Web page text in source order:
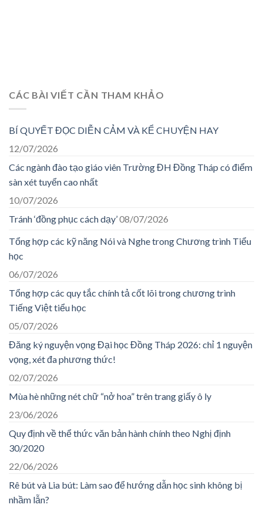
CÁC BÀI VIẾT CẦN THAM KHẢO
BÍ QUYẾT ĐỌC DIỄN CẢM VÀ KỂ CHUYỆN HAY
12/07/2026
Các ngành đào tạo giáo viên Trường ĐH Đồng Tháp có điểm
sàn xét tuyển cao nhất
10/07/2026
Tránh ‘đồng phục cách dạy’08/07/2026
Tổng hợp các kỹ năng Nói và Nghe trong Chương trình Tiểu
học
06/07/2026
Tổng hợp các quy tắc chính tả cốt lõi trong chương trình
Tiếng Việt tiểu học
05/07/2026
Đăng ký nguyện vọng Đại học Đồng Tháp 2026: chỉ 1 nguyện
vọng, xét đa phương thức!
02/07/2026
Mùa hè những nét chữ “nở hoa” trên trang giấy ô ly
23/06/2026
Quy định về thể thức văn bản hành chính theo Nghị định
30/2020
22/06/2026
Rê bút và Lia bút: Làm sao để hướng dẫn học sinh không bị
nhầm lẫn?